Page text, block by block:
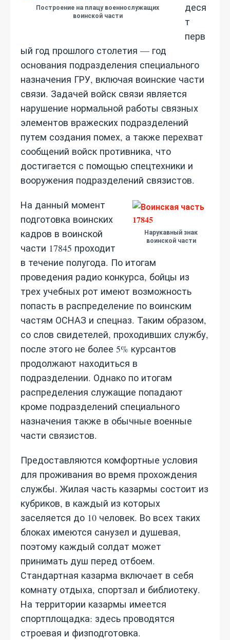
Построение на плацу военнослужащих
воинской части
деся
т
перв
ый год прошлого столетия — год
основания подразделения специального
назначения ГРУ, включая воинские части
связи. Задачей войск связи является
нарушение нормальной работы связных
элементов вражеских подразделений
путем создания помех, а также перехват
сообщений войск противника, что
достигается с помощью спецтехники и
вооружения подразделений связистов.
Нарукавный знак
воинской части
На данный момент
подготовка воинских
кадров в воинской
части 17845 проходит
в течение полугода. По итогам
проведения радио конкурса, бойцы из
трех учебных рот имеют возможность
попасть в распределение по воинским
частям ОСНАЗ и спецназ. Таким образом,
со слов свидетелей, проходивших службу,
после этого не более 5% курсантов
продолжают находиться в
подразделении. Однако по итогам
распределения служащие попадают
кроме подразделений специального
назначения также в обычные военные
части связистов.
Предоставляются комфортные условия
для проживания во время прохождения
службы. Жилая часть казармы состоит из
кубриков, в каждый из которых
заселяется до 10 человек. Во всех таких
блоках имеются санузел и душевая,
поэтому каждый солдат может
принимать душ перед отбоем.
Стандартная казарма включает в себя
комнату отдыха, спортзал и библиотеку.
На территории казармы имеется
спортплощадка: здесь проводятся
строевая и физподготовка.